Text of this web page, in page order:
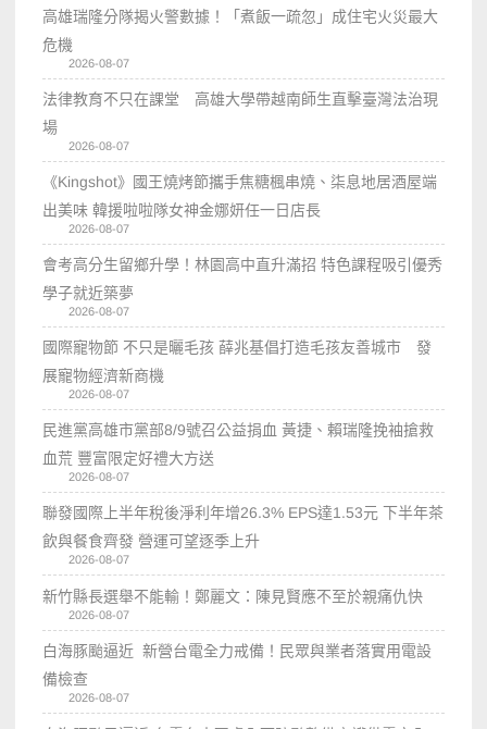
高雄瑞隆分隊揭火警數據！「煮飯一疏忽」成住宅火災最大
危機
2026-08-07
法律教育不只在課堂 高雄大學帶越南師生直擊臺灣法治現
場
2026-08-07
《Kingshot》國王燒烤節攜手焦糖楓串燒、柒息地居酒屋端
出美味 韓援啦啦隊女神金娜妍任一日店長
2026-08-07
會考高分生留鄉升學！林園高中直升滿招 特色課程吸引優秀
學子就近築夢
2026-08-07
國際寵物節 不只是曬毛孩 薛兆基倡打造毛孩友善城市 發
展寵物經濟新商機
2026-08-07
民進黨高雄市黨部8/9號召公益捐血 黃捷、賴瑞隆挽袖搶救
血荒 豐富限定好禮大方送
2026-08-07
聯發國際上半年稅後淨利年增26.3% EPS達1.53元 下半年茶
飲與餐食齊發 營運可望逐季上升
2026-08-07
新竹縣長選舉不能輸！鄭麗文：陳見賢應不至於親痛仇快
2026-08-07
白海豚颱逼近 新營台電全力戒備！民眾與業者落實用電設
備檢查
2026-08-07